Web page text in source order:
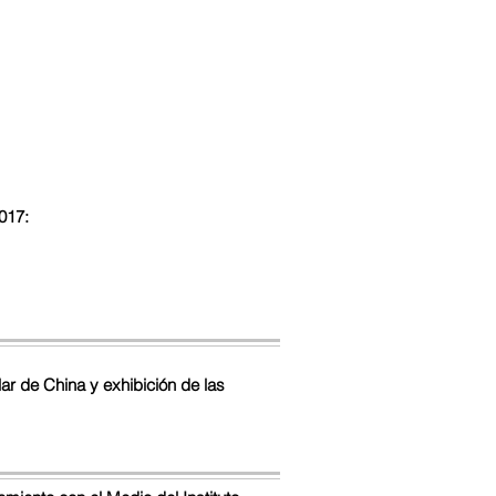
de China y exhibición de las